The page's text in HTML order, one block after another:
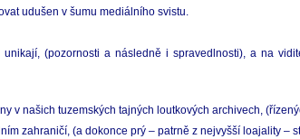
udušen v šumu mediálního svistu.
(pozornosti a následně i spravedlnosti), a na
v našich tuzemských tajných loutkových archivech,
zahraničí, (a dokonce prý – patrně z nejvyšší loajality –